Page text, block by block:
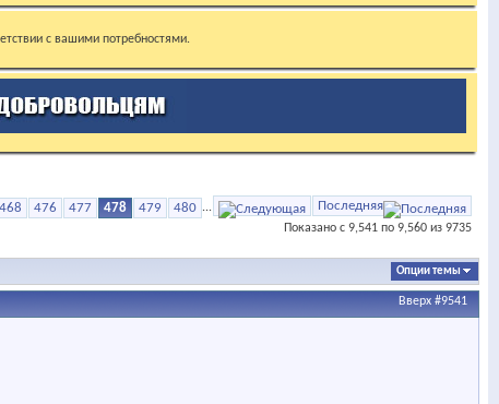
с вашими потребностями.
468 476 477 478 479 480 ... Последняя
Показано с 9,541 по 9,560 из 9735
Опции темы
Вверх #9541